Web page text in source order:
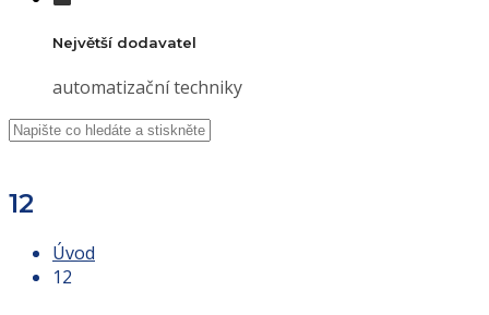
Největší dodavatel
automatizační techniky
12
Úvod
12